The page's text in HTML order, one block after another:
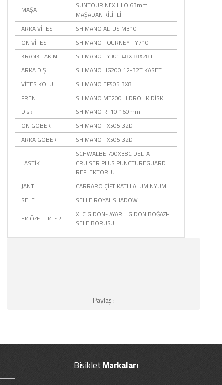
MAŞA
SUNTOUR NEX HLO 63mm
MAŞADAN KİLİTLİ
ARKA VİTES
SHIMANO ALTUS M310
ÖN VİTES
SHIMANO TOURNEY TY710
KRANK TAKIMI
SHIMANO TY301 48X38X28T
ARKA DİŞLİ
SHIMANO HG200 12-32T KASET
VİTES KOLU
SHIMANO EF505 3X8
FREN
SHIMANO MT200 HİDROLİK DİSK
Disk
SHIMANO RT10 160mm
ÖN GÖBEK
SHIMANO TX505 32D
ARKA GÖBEK
SHIMANO TX505 32D
LASTİK
SCHWALBE 700X38C DELTA
CRUISER PLUS PUNCTUREGUARD
REFLEKTÖRLÜ
JANT
CARRARO ÇİFT KATLI ALÜMİNYUM
SELE
SELLE ROYAL SHADOW
EK ÖZELLİKLER
XLC GİDON- AYARLI GİDON BOĞAZI-
SELE BORUSU
Paylaş :
BisikletMarkaları